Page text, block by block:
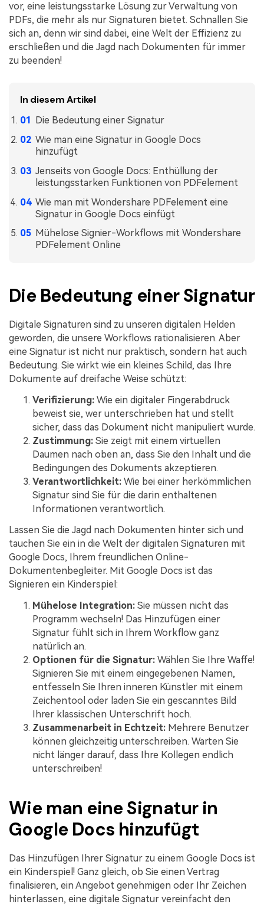
Rechtliches
Gesundheitswesen
Finanzen
Veröffentlichung
Freiberufler
Alle PDF-Funktionen
Mehr erfahren
Bewertungen
Sehen Sie, was unsere Nutzer sagen.
PDF-bezogene Informationen, die Sie benötigen.
Download-Zentrum
vor, eine leistungsstarke Lösung zur Verwaltung von
PDFs, die mehr als nur Signaturen bietet. Schnallen Sie
sich an, denn wir sind dabei, eine Welt der Effizienz zu
erschließen und die Jagd nach Dokumenten für immer
zu beenden!
In diesem Artikel
Die Bedeutung einer Signatur
Wie man eine Signatur in Google Docs
hinzufügt
Jenseits von Google Docs: Enthüllung der
leistungsstarken Funktionen von PDFelement
Wie man mit Wondershare PDFelement eine
Signatur in Google Docs einfügt
Mühelose Signier-Workflows mit Wondershare
PDFelement Online
Die Bedeutung einer Signatur
Digitale Signaturen sind zu unseren digitalen Helden
geworden, die unsere Workflows rationalisieren. Aber
eine Signatur ist nicht nur praktisch, sondern hat auch
Bedeutung. Sie wirkt wie ein kleines Schild, das Ihre
Dokumente auf dreifache Weise schützt:
Verifizierung: Wie ein digitaler Fingerabdruck
beweist sie, wer unterschrieben hat und stellt
sicher, dass das Dokument nicht manipuliert wurde.
Zustimmung: Sie zeigt mit einem virtuellen
Daumen nach oben an, dass Sie den Inhalt und die
Bedingungen des Dokuments akzeptieren.
Verantwortlichkeit: Wie bei einer herkömmlichen
Signatur sind Sie für die darin enthaltenen
Informationen verantwortlich.
Lassen Sie die Jagd nach Dokumenten hinter sich und
tauchen Sie ein in die Welt der digitalen Signaturen mit
Google Docs, Ihrem freundlichen Online-
Dokumentenbegleiter. Mit Google Docs ist das
Signieren ein Kinderspiel:
Mühelose Integration: Sie müssen nicht das
Programm wechseln! Das Hinzufügen einer
Signatur fühlt sich in Ihrem Workflow ganz
natürlich an.
Optionen für die Signatur: Wählen Sie Ihre Waffe!
Signieren Sie mit einem eingegebenen Namen,
entfesseln Sie Ihren inneren Künstler mit einem
Zeichentool oder laden Sie ein gescanntes Bild
Ihrer klassischen Unterschrift hoch.
Zusammenarbeit in Echtzeit: Mehrere Benutzer
können gleichzeitig unterschreiben. Warten Sie
nicht länger darauf, dass Ihre Kollegen endlich
unterschreiben!
Wie man eine Signatur in
Google Docs hinzufügt
Das Hinzufügen Ihrer Signatur zu einem Google Docs ist
ein Kinderspiel! Ganz gleich, ob Sie einen Vertrag
finalisieren, ein Angebot genehmigen oder Ihr Zeichen
hinterlassen, eine digitale Signatur vereinfacht den